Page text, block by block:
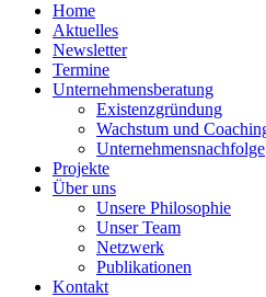
Home
Aktuelles
Newsletter
Termine
Unternehmensberatung
Existenzgründung
Wachstum und
Unternehmensnachfolge
Projekte
Über uns
Unsere Philosophie
Unser Team
Netzwerk
Publikationen
Kontakt